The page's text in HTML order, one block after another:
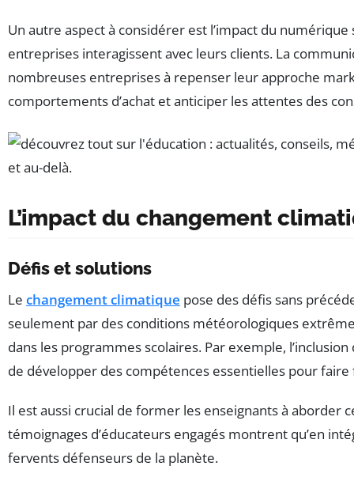
Un autre aspect à considérer est l’impact du
entreprises interagissent avec leurs clients. La
nombreuses entreprises à repenser leur approche
comportements d’achat et anticiper les attentes des
L’impact du changement
Défis et solutions
Le changement climatique pose des défis sans
seulement par des conditions météorologiques
dans les programmes scolaires. Par exemple,
de développer des compétences essentielles pour faire
Il est aussi crucial de former les enseignants à aborder
témoignages d’éducateurs engagés montrent qu’en
fervents défenseurs de la planète.